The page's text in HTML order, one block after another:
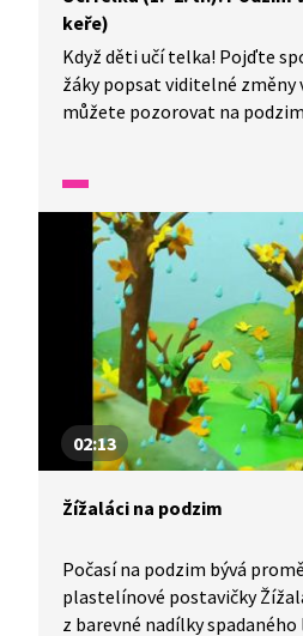
keře)
Když děti učí telka! Pojďte
žáky popsat viditelné změny
můžete pozorovat na
keře, které jsme se naučili na
jejich květů. A na závěr si
techniku, které se říká frotáž.
02:13
Žížaláci na podzim
Počasí na podzim bývá
plastelínové postavičky
z barevné nadílky